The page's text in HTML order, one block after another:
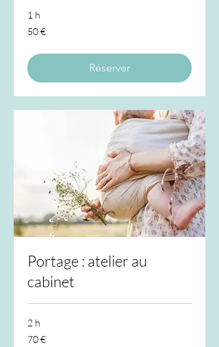
1 h
50
euros
50 €
Réserver
Portage : atelier au
cabinet
2 h
70
euros
70 €